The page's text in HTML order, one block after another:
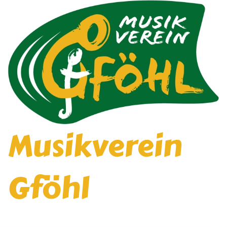
Musikverein
Gföhl